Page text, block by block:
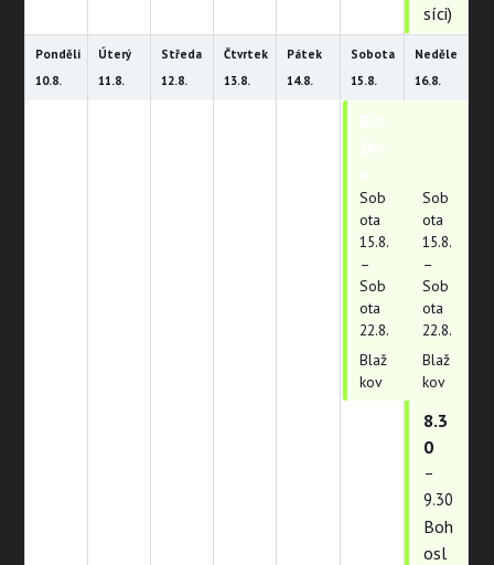
síci)
Pondělí
10.8.
Úterý
11.8.
Středa
12.8.
Čtvrtek
13.8.
Pátek
14.8.
Sobota
15.8.
Sob
ota
15.8.
–
Sob
ota
22.8.
Blaž
kov
Neděle
16.8.
Sob
ota
15.8.
–
Sob
ota
22.8.
Blaž
kov
8.3
0
–
9.30
Boh
osl